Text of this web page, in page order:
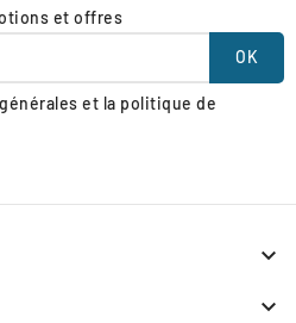
et offres
et la politique de

